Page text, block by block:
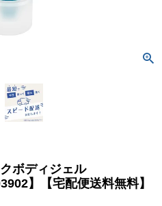
ボディジェル
】【宅配便送料無料】